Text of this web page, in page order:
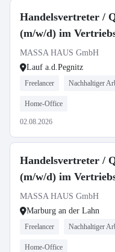
Handelsvertreter /
(m/w/d) im
MASSA HAUS GmbH
Lauf a.d.Pegnitz
Freelancer Nachhaltiger
Home-Office
02.08.2026
Handelsvertreter /
(m/w/d) im
MASSA HAUS GmbH
Marburg an der Lahn
Freelancer Nachhaltiger
Home-Office